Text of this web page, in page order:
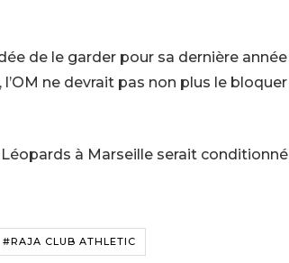
de le garder pour sa dernière année
ne devrait pas non plus le bloquer
à Marseille serait conditionné
#RAJA CLUB ATHLETIC